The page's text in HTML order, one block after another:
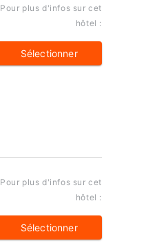
Pour plus d'infos sur cet
hôtel :
Sélectionner
Pour plus d'infos sur cet
hôtel :
Sélectionner